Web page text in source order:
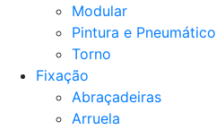
Modular
Pintura e Pneumático
Torno
Fixação
Abraçadeiras
Arruela